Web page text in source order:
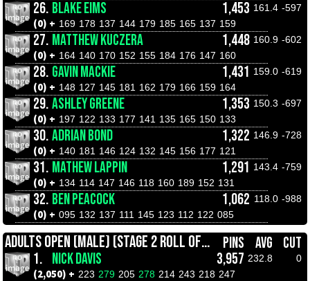
26. BLAKE EIMS 1,453 161.4 -597
(0) + 169 178 137 144 179 185 165 137 159
27. MATTHEW KUCZERA 1,448 160.9 -602
(0) + 164 140 170 152 155 184 176 147 160
28. GAVIN MACKIE 1,431 159.0 -619
(0) + 148 127 145 181 162 179 166 159 164
29.ASHLEY GREENE 1,353 150.3 -697
(0) + 197 122 133 177 141 135 165 150 133
30.ADRIAN BOND 1,322 146.9 -728
(0) + 140 181 146 124 132 145 156 177 121
31. MATHEW LAPPIN 1,291 143.4 -759
(0) + 134 114 147 146 118 160 189 152 131
32. BEN PEACOCK 1,062 118.0 -988
(0) + 095 132 137 111 145 123 112 122 085
ADULTS OPEN (MALE) (STAGE 2 ROLL OFFS) PINS AVG
CUT
1. NICK DAVIS 3,957 232.8 0
(2,050) + 223 279 205 278 214 243 218 247